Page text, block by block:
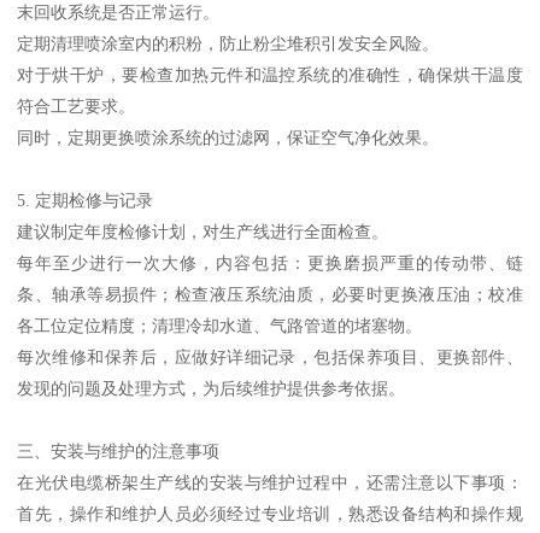
末回收系统是否正常运行。
定期清理喷涂室内的积粉，防止粉尘堆积引发安全风险。
对于烘干炉，要检查加热元件和温控系统的准确性，确保烘干温度
符合工艺要求。
同时，定期更换喷涂系统的过滤网，保证空气净化效果。
5. 定期检修与记录
建议制定年度检修计划，对生产线进行全面检查。
每年至少进行一次大修，内容包括：更换磨损严重的传动带、链
条、轴承等易损件；检查液压系统油质，必要时更换液压油；校准
各工位定位精度；清理冷却水道、气路管道的堵塞物。
每次维修和保养后，应做好详细记录，包括保养项目、更换部件、
发现的问题及处理方式，为后续维护提供参考依据。
三、安装与维护的注意事项
在光伏电缆桥架生产线的安装与维护过程中，还需注意以下事项：
首先，操作和维护人员必须经过专业培训，熟悉设备结构和操作规